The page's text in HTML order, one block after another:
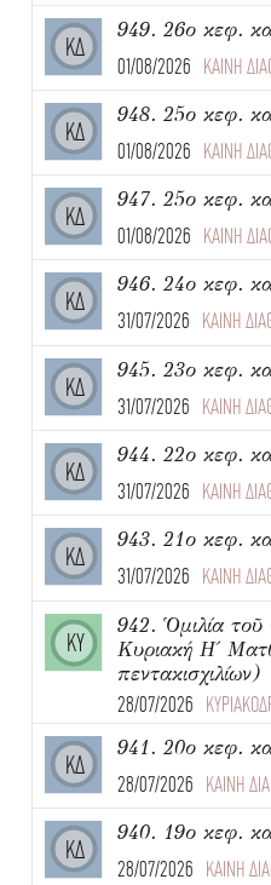
ΚΔ
949. 26ο κεφ.
01/08/2026 ΚΑΙΝΗ
ΚΔ
948. 25ο κεφ.
01/08/2026 ΚΑΙΝΗ
ΚΔ
947. 25ο κεφ.
01/08/2026 ΚΑΙΝΗ
ΚΔ
946. 24ο κεφ.
31/07/2026 ΚΑΙΝΗ
ΚΔ
945. 23ο κεφ.
31/07/2026 ΚΑΙΝΗ
ΚΔ
944. 22ο κεφ.
31/07/2026 ΚΑΙΝΗ
ΚΔ
943. 21ο κεφ.
31/07/2026 ΚΑΙΝΗ
ΚΥ
942. Ὁμιλία τοῦ
Κυριακή Η΄
πεντακισχιλίων)
28/07/2026
ΚΔ
941. 20ο κεφ.
28/07/2026 ΚΑΙΝΗ
ΚΔ
940. 19ο κεφ.
28/07/2026 ΚΑΙΝΗ